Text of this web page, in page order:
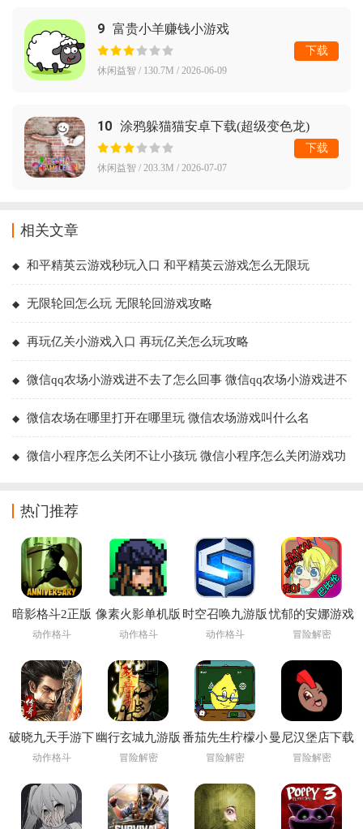
9 富贵小羊赚钱小游戏
休闲益智 / 130.7M / 2026-06-09
下载
10 涂鸦躲猫猫安卓下载(超级变色龙)
休闲益智 / 203.3M / 2026-07-07
下载
相关文章
和平精英云游戏秒玩入口 和平精英云游戏怎么无限玩
无限轮回怎么玩 无限轮回游戏攻略
再玩亿关小游戏入口 再玩亿关怎么玩攻略
微信qq农场小游戏进不去了怎么回事 微信qq农场小游戏进不
微信农场在哪里打开在哪里玩 微信农场游戏叫什么名
微信小程序怎么关闭不让小孩玩 微信小程序怎么关闭游戏功
热门推荐
暗影格斗2正版
下载安装
2)
动作格斗
像素火影单机版
下载安装
动作格斗
时空召唤九游版
动作格斗
忧郁的安娜游戏
冒险解密
破晓九天手游下
载
动作格斗
幽行玄城九游版
冒险解密
番茄先生柠檬小
姐下载安装
冒险解密
曼尼汉堡店下载
官方
Infernal Bonds)
冒险解密